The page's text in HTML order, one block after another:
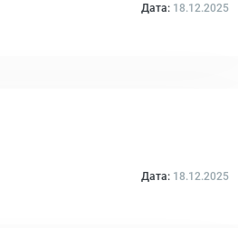
Дата: 18.12.2025
Дата: 18.12.2025